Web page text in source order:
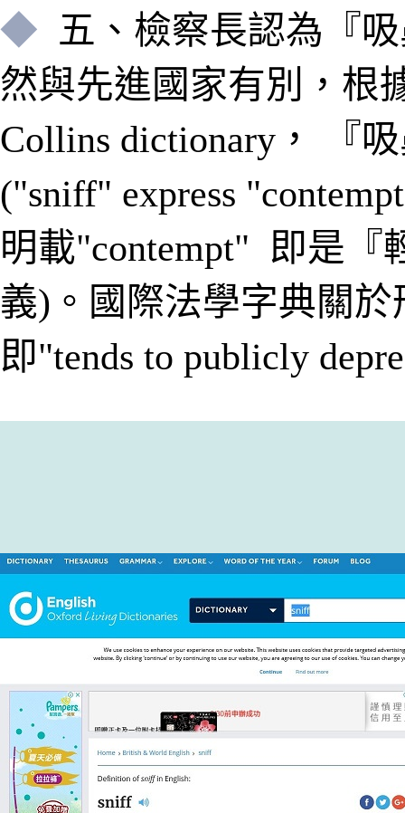
◆ 五 、 檢察長認為『
然與先進國家有別， 根
Collins dictionary， 『
("sniff" express
明載"contempt" 即是『
義)。國際法學字典關
即"tends to publicly